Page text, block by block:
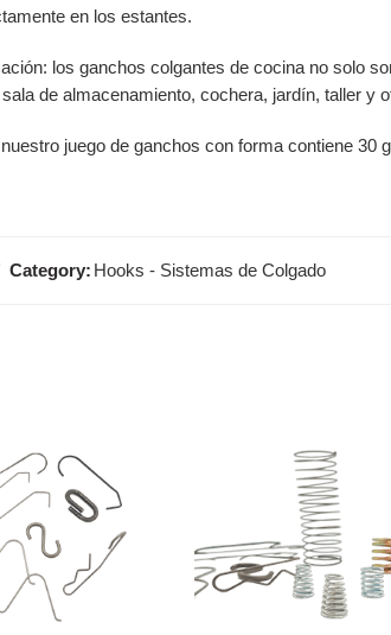
en los estantes.
los ganchos colgantes de cocina no solo
de almacenamiento, cochera, jardín, taller y
juego de ganchos con forma contiene
Category: Hooks - Sistemas de Colgado